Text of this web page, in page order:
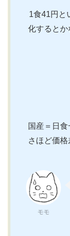
1食41円と
化すると
国産＝日
さほど価
モモ